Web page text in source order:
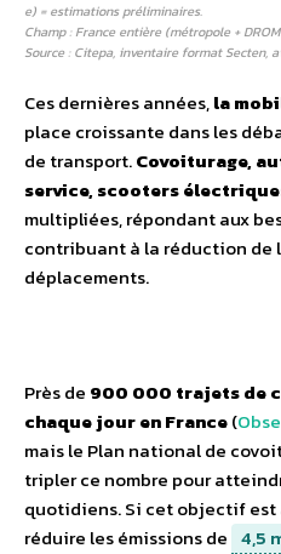
e) = estimations préliminaires.
Champ : France entière (métropole +
Source : Citepa, inventaire format Secten,
Ces dernières années,la
place croissante dans les
de transport.Covoiturage,
service, scooters
multipliées, répondant aux
contribuant à la réduction de
déplacements.
Près de 900 000 trajets de
chaque jour en France(
mais le Plan national de
tripler ce nombre pour
quotidiens. Si cet objectif
réduire les émissions de 4,5